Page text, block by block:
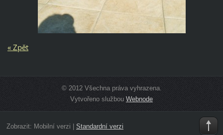
« Zpět
© 2012 Všechna práva vyhrazena.
Vytvořeno službouWebnode
Zobrazit: Mobilní verzi Standardní verzi